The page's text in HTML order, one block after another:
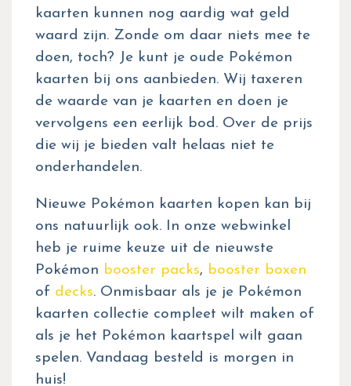
kaarten kunnen nog aardig wat geld
waard zijn. Zonde om daar niets mee te
doen, toch? Je kunt je oude Pokémon
kaarten bij ons aanbieden. Wij taxeren
de waarde van je kaarten en doen je
vervolgens een eerlijk bod. Over de prijs
die wij je bieden valt helaas niet te
onderhandelen.
Nieuwe Pokémon kaarten kopen kan bij
ons natuurlijk ook. In onze webwinkel
heb je ruime keuze uit de nieuwste
Pokémon booster packs, booster boxen
of decks. Onmisbaar als je je Pokémon
kaarten collectie compleet wilt maken of
als je het Pokémon kaartspel wilt gaan
spelen. Vandaag besteld is morgen in
huis!